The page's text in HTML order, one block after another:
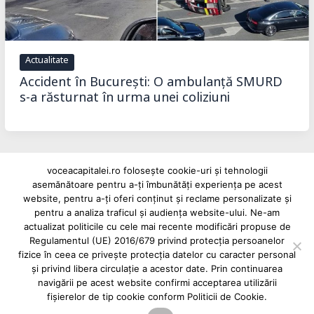
Actualitate
Accident în București: O ambulanță SMURD
s-a răsturnat în urma unei coliziuni
Reclame și advertoriale pe Vocea Capitalei
Powered byINFINITUS ADVERTISING
voceacapitalei.ro folosește cookie-uri și tehnologii
asemănătoare pentru a-ți îmbunătăți experiența pe acest
website, pentru a-ți oferi conținut și reclame personalizate și
pentru a analiza traficul și audiența website-ului. Ne-am
actualizat politicile cu cele mai recente modificări propuse de
Regulamentul (UE) 2016/679 privind protecția persoanelor
fizice în ceea ce privește protecția datelor cu caracter personal
și privind libera circulație a acestor date. Prin continuarea
navigării pe acest website confirmi acceptarea utilizării
fișierelor de tip cookie conform Politicii de Cookie.